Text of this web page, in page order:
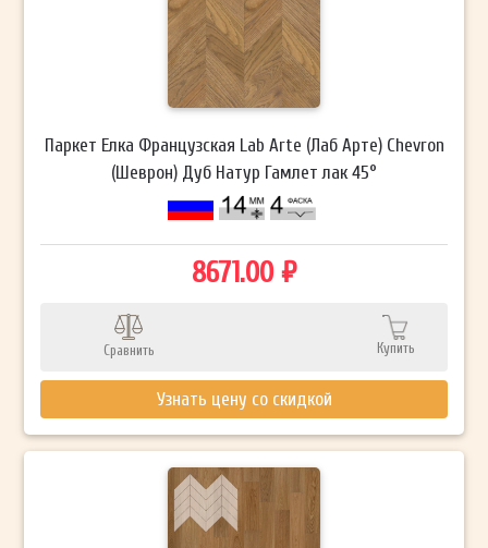
Паркет Елка Французская Lab Arte (Лаб Арте) Chevron
(Шеврон) Дуб Натур Гамлет лак 45°
8671.00 ₽
Сравнить Купить
Узнать цену со скидкой